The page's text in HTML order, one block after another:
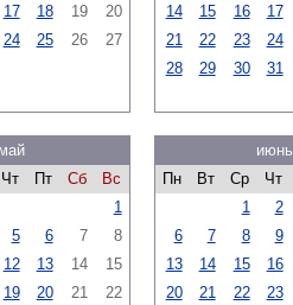
17 18 19
20
24 25 26
27
14
15 16 17
21
22 23 24
28
29 30 31
май
Чт Пт Сб
Вс
1
5 6 7
8
12 13 14
15
19 20 21
22
июнь
Пн
Вт Ср Чт
1
2
6
7 8 9
13
14 15 16
20
21 22 23